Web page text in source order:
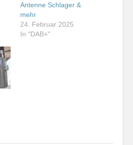
Antenne Schlager &
mehr
24. Februar 2025
In "DAB+"